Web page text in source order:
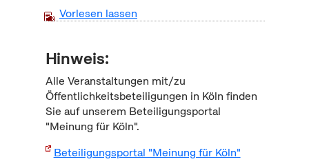
Vorlesen lassen
Hinweis:
Alle Veranstaltungen mit/zu
Öffentlichkeitsbeteiligungen in Köln finden
Sie auf unserem Beteiligungsportal
"Meinung für Köln".
Beteiligungsportal "Meinung für Köln"